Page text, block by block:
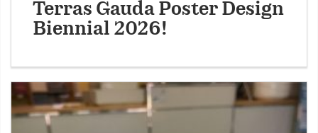
Terras Gauda Poster Design
Biennial 2026!